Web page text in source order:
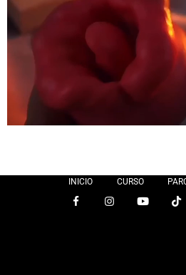
INICIO CURSO